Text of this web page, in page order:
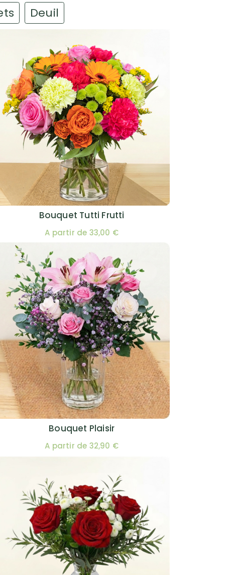
Deuil
Bouquet Tutti Frutti
A partir de 33,00 €
Bouquet Plaisir
A partir de 32,90 €